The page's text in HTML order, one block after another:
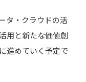
タ・クラウドの活
用と新たな価値創
進めていく予定で